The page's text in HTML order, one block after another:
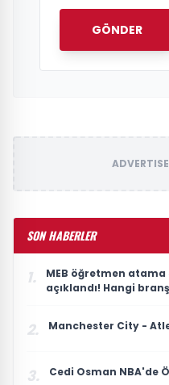
GÖNDER
SON HABERLER
1.
MEB öğretmen atama
açıklandı! Hangi
2. Manchester City -
3. Cedi Osman NBA'de